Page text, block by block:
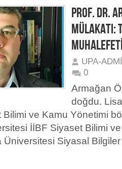
PROF. DR.
MÜLAKATI:
UPA-
0
Armağan
doğdu.
ve Kamu Yönetimi
İİBF Siyaset Bilimi
Üniversitesi Siyasal